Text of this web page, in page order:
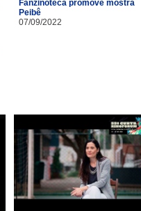
Fanzinoteca promove mostra
Peibê
07/09/2022